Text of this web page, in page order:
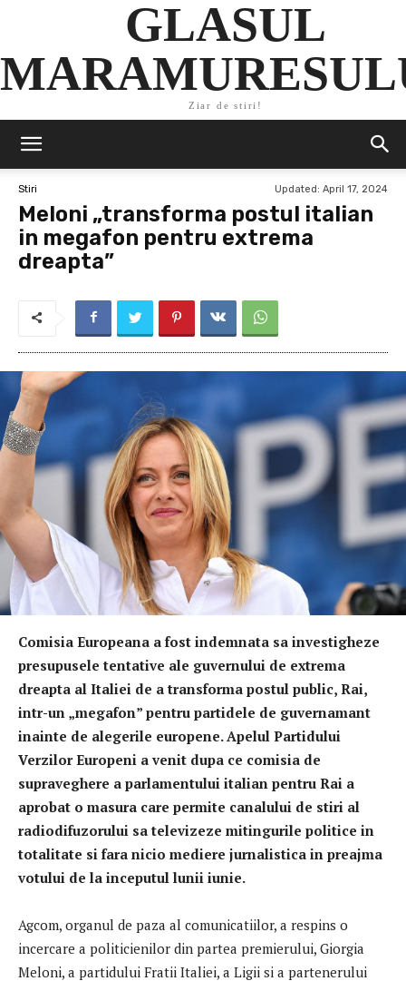
GLASUL
Ziar de stiri!
Stiri Updated: April 17, 2024
Meloni „transforma postul italian
in megafon pentru extrema
dreapta”
Comisia Europeana a fost indemnata sa investigheze
presupusele tentative ale guvernului de extrema
dreapta al Italiei de a transforma postul public, Rai,
intr-un „megafon” pentru partidele de guvernamant
inainte de alegerile europene. Apelul Partidului
Verzilor Europeni a venit dupa ce comisia de
supraveghere a parlamentului italian pentru Rai a
aprobat o masura care permite canalului de stiri al
radiodifuzorului sa televizeze mitingurile politice in
totalitate si fara nicio mediere jurnalistica in preajma
votului de la inceputul lunii iunie.
Agcom, organul de paza al comunicatiilor, a respins o
incercare a politicienilor din partea premierului, Giorgia
Meloni, a partidului Fratii Italiei, a Ligii si a partenerului